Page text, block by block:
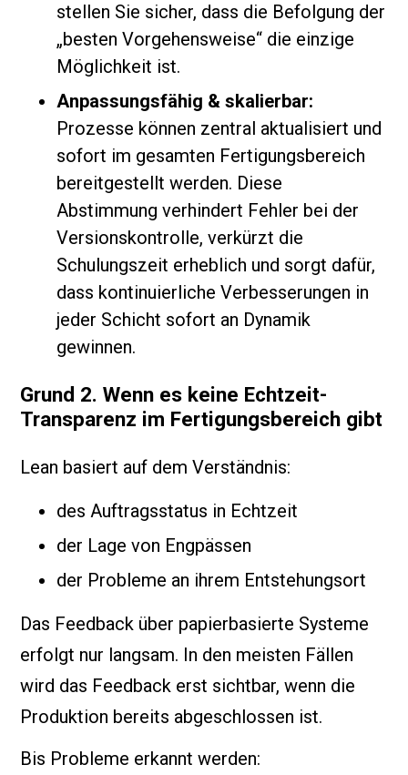
stellen Sie sicher, dass die Befolgung der
„besten Vorgehensweise“ die einzige
Möglichkeit ist.
Anpassungsfähig & skalierbar:
Prozesse können zentral aktualisiert und
sofort im gesamten Fertigungsbereich
bereitgestellt werden. Diese
Abstimmung verhindert Fehler bei der
Versionskontrolle, verkürzt die
Schulungszeit erheblich und sorgt dafür,
dass kontinuierliche Verbesserungen in
jeder Schicht sofort an Dynamik
gewinnen.
Grund 2. Wenn es keine Echtzeit-
Transparenz im Fertigungsbereich gibt
Lean basiert auf dem Verständnis:
des Auftragsstatus in Echtzeit
der Lage von Engpässen
der Probleme an ihrem Entstehungsort
Das Feedback über papierbasierte Systeme
erfolgt nur langsam. In den meisten Fällen
wird das Feedback erst sichtbar, wenn die
Produktion bereits abgeschlossen ist.
Bis Probleme erkannt werden: